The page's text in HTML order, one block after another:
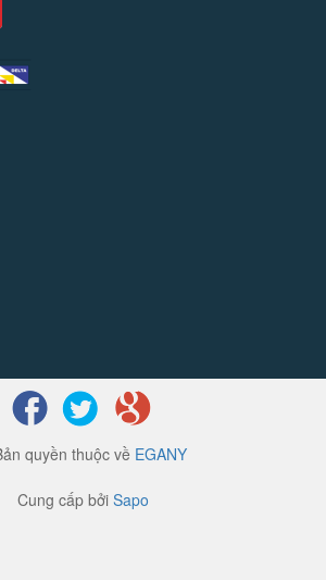
quyền thuộc về EGANY
Cung cấp bởi Sapo